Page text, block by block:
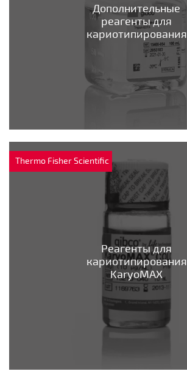
Дополнительные
реагенты для
кариотипирования
Thermo Fisher Scientific
Реагенты для
кариотипирования
KaryoMAX